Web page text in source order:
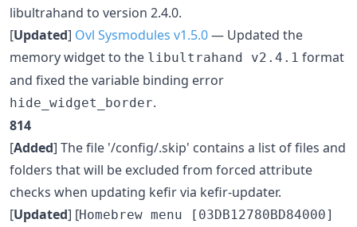
libultrahand to version 2.4.0.
[Updated] Ovl Sysmodules v1.5.0— Updated the
memory widget to the libultrahand v2.4.1 format
and fixed the variable binding error
hide_widget_border.
814
[Added] The file '/config/.skip' contains a list of files and
folders that will be excluded from forced attribute
checks when updating kefir via kefir-updater.
[Updated] [Homebrew menu [03DB12780BD84000]